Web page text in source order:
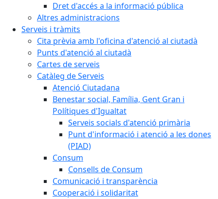
Dret d'accés a la informació pública
Altres administracions
Serveis i tràmits
Cita prèvia amb l'oficina d'atenció al ciutadà
Punts d'atenció al ciutadà
Cartes de serveis
Catàleg de Serveis
Atenció Ciutadana
Benestar social, Família, Gent Gran i
Polítiques d'Igualtat
Serveis socials d'atenció primària
Punt d'informació i atenció a les dones
(PIAD)
Consum
Consells de Consum
Comunicació i transparència
Cooperació i solidaritat